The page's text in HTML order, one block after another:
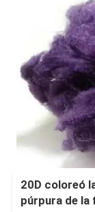
20D coloreó
púrpura de la